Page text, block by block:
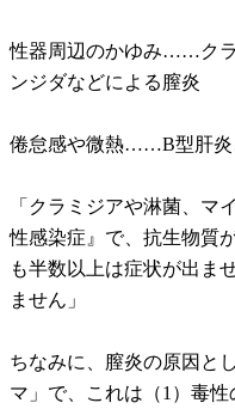
性器周辺のかゆみ……ク
ンジダなどによる膣炎
倦怠感や微熱……B型肝炎
「クラミジアや淋菌、マ
性感染症』で、抗生物質
も半数以上は症状が出ま
ません」
ちなみに、膣炎の原因と
マ」で、これは（1）毒